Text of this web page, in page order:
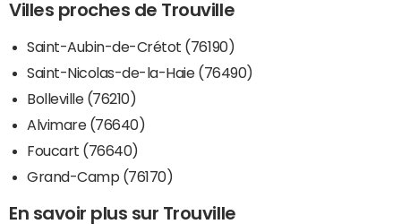
Villes proches de Trouville
Saint-Aubin-de-Crétot (76190)
Saint-Nicolas-de-la-Haie (76490)
Bolleville (76210)
Alvimare (76640)
Foucart (76640)
Grand-Camp (76170)
En savoir plus sur Trouville